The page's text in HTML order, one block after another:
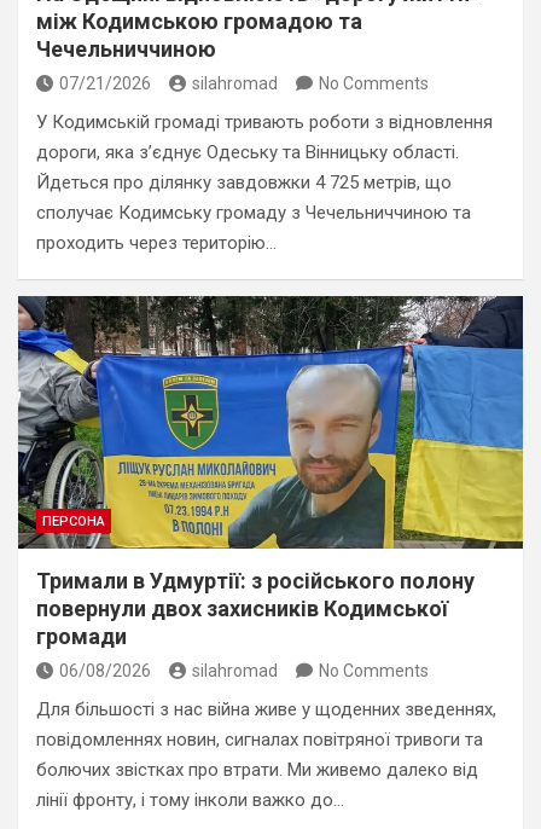
між Кодимською громадою та
Чечельниччиною
07/21/2026 silahromad No Comments
У Кодимській громаді тривають роботи з відновлення
дороги, яка з’єднує Одеську та Вінницьку області.
Йдеться про ділянку завдовжки 4 725 метрів, що
сполучає Кодимську громаду з Чечельниччиною та
проходить через територію…
ПЕРСОНА
Тримали в Удмуртії: з російського полону
повернули двох захисників Кодимської
громади
06/08/2026 silahromad No Comments
Для більшості з нас війна живе у щоденних зведеннях,
повідомленнях новин, сигналах повітряної тривоги та
болючих звістках про втрати. Ми живемо далеко від
лінії фронту, і тому інколи важко до…